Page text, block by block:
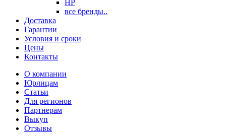
HP
все бренды..
Доставка
Гарантии
Условия и сроки
Цены
Контакты
О компании
Юрлицам
Статьи
Для регионов
Партнерам
Выкуп
Отзывы